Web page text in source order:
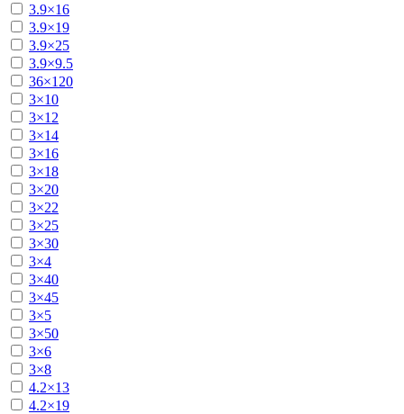
3.9×16
3.9×19
3.9×25
3.9×9.5
36×120
3×10
3×12
3×14
3×16
3×18
3×20
3×22
3×25
3×30
3×4
3×40
3×45
3×5
3×50
3×6
3×8
4.2×13
4.2×19